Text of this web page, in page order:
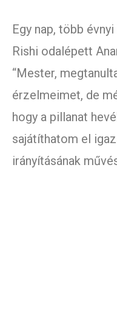
Egy nap, több
Rishi odalépett
“Mester,
érzelmeimet, de
hogy a pillanat
sajátíthatom el
irányításának